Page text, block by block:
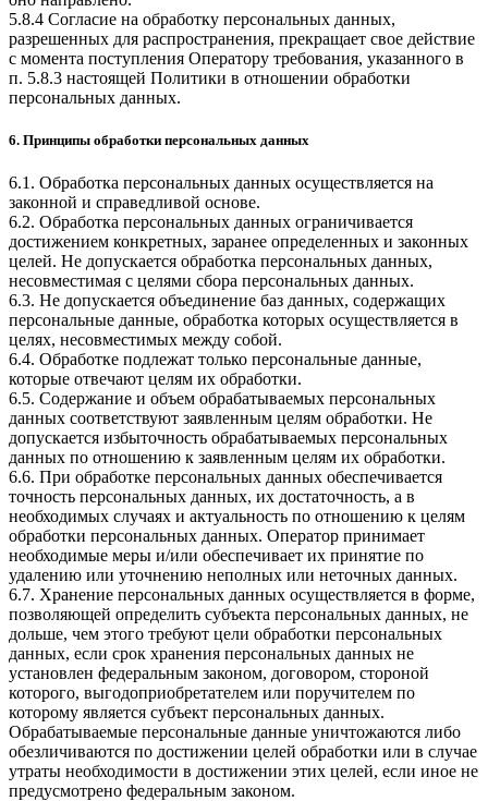
5.8.4 Согласие на обработку персональных данных,
разрешенных для распространения, прекращает свое действие
с момента поступления Оператору требования, указанного в
п. 5.8.3 настоящей Политики в отношении обработки
персональных данных.
6. Принципы обработки персональных данных
6.1. Обработка персональных данных осуществляется на
законной и справедливой основе.
6.2. Обработка персональных данных ограничивается
достижением конкретных, заранее определенных и законных
целей. Не допускается обработка персональных данных,
несовместимая с целями сбора персональных данных.
6.3. Не допускается объединение баз данных, содержащих
персональные данные, обработка которых осуществляется в
целях, несовместимых между собой.
6.4. Обработке подлежат только персональные данные,
которые отвечают целям их обработки.
6.5. Содержание и объем обрабатываемых персональных
данных соответствуют заявленным целям обработки. Не
допускается избыточность обрабатываемых персональных
данных по отношению к заявленным целям их обработки.
6.6. При обработке персональных данных обеспечивается
точность персональных данных, их достаточность, а в
необходимых случаях и актуальность по отношению к целям
обработки персональных данных. Оператор принимает
необходимые меры и/или обеспечивает их принятие по
удалению или уточнению неполных или неточных данных.
6.7. Хранение персональных данных осуществляется в форме,
позволяющей определить субъекта персональных данных, не
дольше, чем этого требуют цели обработки персональных
данных, если срок хранения персональных данных не
установлен федеральным законом, договором, стороной
которого, выгодоприобретателем или поручителем по
которому является субъект персональных данных.
Обрабатываемые персональные данные уничтожаются либо
обезличиваются по достижении целей обработки или в случае
утраты необходимости в достижении этих целей, если иное не
предусмотрено федеральным законом.